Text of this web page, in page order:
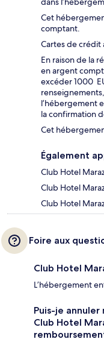
Cet
comptant.
Cartes de crédit
En raison de la
en argent
excéder 1000
l’hébergement
la confirmation
Cet
Également
Club Hotel
Club Hotel
Club Hotel
Foire aux
Club Hotel
L’hébergement
Puis-je
Club Hotel